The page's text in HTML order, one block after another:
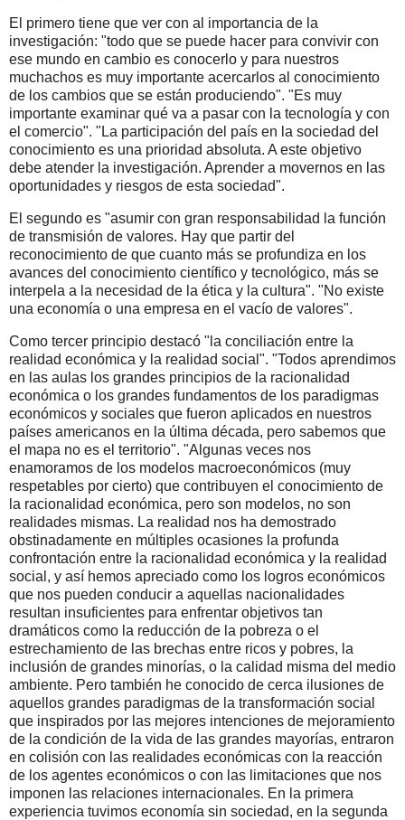
El primero tiene que ver con al importancia de la
investigación: "todo que se puede hacer para convivir con
ese mundo en cambio es conocerlo y para nuestros
muchachos es muy importante acercarlos al conocimiento
de los cambios que se están produciendo". "Es muy
importante examinar qué va a pasar con la tecnología y con
el comercio". "La participación del país en la sociedad del
conocimiento es una prioridad absoluta. A este objetivo
debe atender la investigación. Aprender a movernos en las
oportunidades y riesgos de esta sociedad".
El segundo es "asumir con gran responsabilidad la función
de transmisión de valores. Hay que partir del
reconocimiento de que cuanto más se profundiza en los
avances del conocimiento científico y tecnológico, más se
interpela a la necesidad de la ética y la cultura". "No existe
una economía o una empresa en el vacío de valores".
Como tercer principio destacó "la conciliación entre la
realidad económica y la realidad social". "Todos aprendimos
en las aulas los grandes principios de la racionalidad
económica o los grandes fundamentos de los paradigmas
económicos y sociales que fueron aplicados en nuestros
países americanos en la última década, pero sabemos que
el mapa no es el territorio". "Algunas veces nos
enamoramos de los modelos macroeconómicos (muy
respetables por cierto) que contribuyen el conocimiento de
la racionalidad económica, pero son modelos, no son
realidades mismas. La realidad nos ha demostrado
obstinadamente en múltiples ocasiones la profunda
confrontación entre la racionalidad económica y la realidad
social, y así hemos apreciado como los logros económicos
que nos pueden conducir a aquellas nacionalidades
resultan insuficientes para enfrentar objetivos tan
dramáticos como la reducción de la pobreza o el
estrechamiento de las brechas entre ricos y pobres, la
inclusión de grandes minorías, o la calidad misma del medio
ambiente. Pero también he conocido de cerca ilusiones de
aquellos grandes paradigmas de la transformación social
que inspirados por las mejores intenciones de mejoramiento
de la condición de la vida de las grandes mayorías, entraron
en colisión con las realidades económicas con la reacción
de los agentes económicos o con las limitaciones que nos
imponen las relaciones internacionales. En la primera
experiencia tuvimos economía sin sociedad, en la segunda